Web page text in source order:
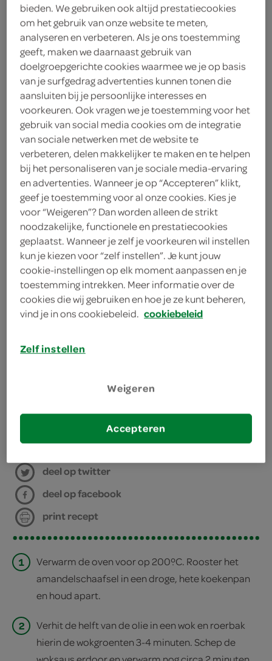
ingrediënten
300 gram spinazie
1 theelepel honing
1 theelepel kerriepoeder
4 eetlepels citroensap
2 naanbroden met knoflook en
koriander
50 milliliter woksaus sweet & sour
800 gram Hollandse wokgroenten
800 gram Oosterse wokgroenten
100 milliliter zonnebloemolie
50 gram amandelschaafsel
bereiden
deel op twitter
deel op facebook
print recept
1
Verwarm de oven voor op 200ºC. Rooster het
amandelschaafsel in een droge, hete koekenpan
en houd apart.
2
Verhit de helft van de olie in een wok en roerbak
hierin de wokgroenten 3-4 minuten. Schep de
bieden. We gebruiken ook altijd prestatiecookies
om het gebruik van onze website te meten,
analyseren en verbeteren. Als je ons toestemming
geeft, maken we daarnaast gebruik van
doelgroepgerichte cookies waarmee we je op basis
van je surfgedrag advertenties kunnen tonen die
aansluiten bij je persoonlijke interesses en
voorkeuren. Ook vragen we je toestemming voor het
gebruik van social media cookies om de integratie
van sociale netwerken met de website te
verbeteren, delen makkelijker te maken en te helpen
bij het personaliseren van je sociale media-ervaring
en advertenties. Wanneer je op “Accepteren” klikt,
geef je toestemming voor al onze cookies. Kies je
voor “Weigeren”? Dan worden alleen de strikt
noodzakelijke, functionele en prestatiecookies
geplaatst. Wanneer je zelf je voorkeuren wil instellen
kun je kiezen voor “zelf instellen”. Je kunt jouw
cookie-instellingen op elk moment aanpassen en je
toestemming intrekken. Meer informatie over de
cookies die wij gebruiken en hoe je ze kunt beheren,
vind je in ons cookiebeleid. cookiebeleid
Zelf instellen
Weigeren
Accepteren